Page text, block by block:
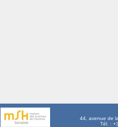
44, avenue de
Tél. :